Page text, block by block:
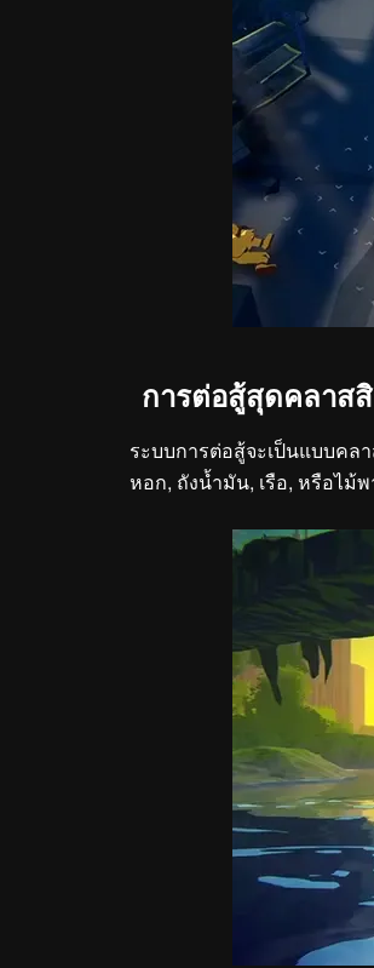
การต่อสู้สุดคลาส
ระบบการต่อสู้จะเป็นแบบคล
หอก, ถังน้ำมัน, เรือ, หรือไม้